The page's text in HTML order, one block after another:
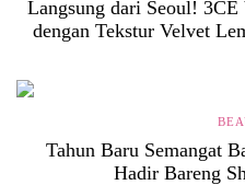
Langsung dari Seoul!
dengan Tekstur Velvet
Tahun Baru Semangat
Hadir Bareng